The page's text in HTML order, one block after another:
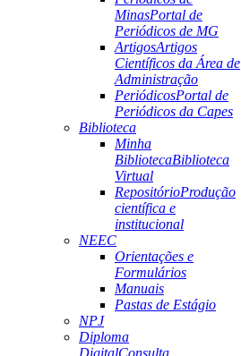
MinasPortal de
Periódicos de MG
ArtigosArtigos
Científicos da Área de
Administração
PeriódicosPortal de
Periódicos da Capes
Biblioteca
Minha
BibliotecaBiblioteca
Virtual
RepositórioProdução
científica e
institucional
NEEC
Orientações e
Formulários
Manuais
Pastas de Estágio
NPJ
Diploma
DigitalConsulta